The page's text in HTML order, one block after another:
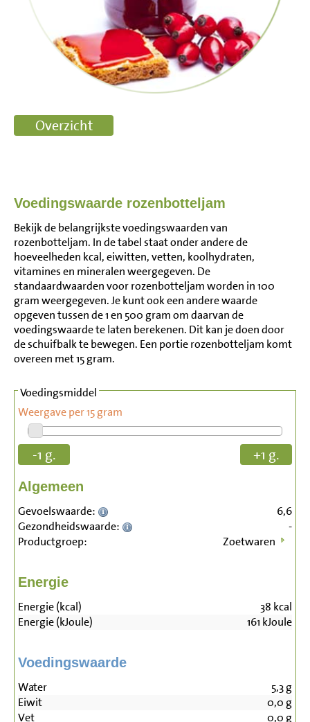
Voedingswaarde rozenbotteljam
Bekijk de belangrijkste voedingswaarden van
rozenbotteljam. In de tabel staat onder andere de
hoeveelheden kcal, eiwitten, vetten, koolhydraten,
vitamines en mineralen weergegeven. De
standaardwaarden voor rozenbotteljam worden in 100
gram weergegeven. Je kunt ook een andere waarde
opgeven tussen de 1 en 500 gram om daarvan de
voedingswaarde te laten berekenen. Dit kan je doen door
de schuifbalk te bewegen. Een portie rozenbotteljam komt
overeen met 15 gram.
Voedingsmiddel
Weergave per 15 gram
-1 g. +1 g.
Algemeen
Gevoelswaarde:
6,6
Gezondheidswaarde:
-
Productgroep:
Zoetwaren
Energie
Energie (kcal) 38 kcal
Energie (kJoule)
161 kJoule
Voedingswaarde
Water 5,3g
Eiwit
0,0 g
Vet
0,0 g